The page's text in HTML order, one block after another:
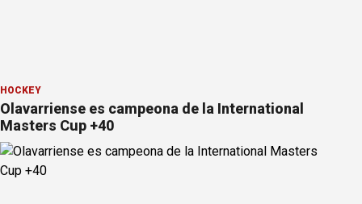
HOCKEY
Olavarriense es campeona de la International
Masters Cup +40